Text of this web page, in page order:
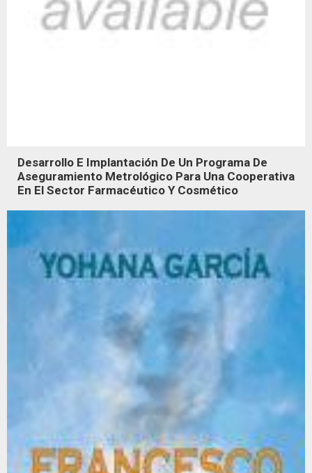
Desarrollo E Implantación De Un Programa De
Aseguramiento Metrológico Para Una Cooperativa
En El Sector Farmacéutico Y Cosmético